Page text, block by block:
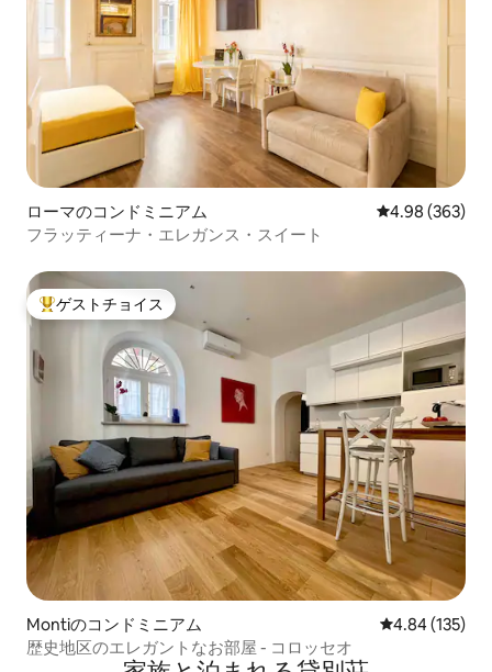
ローマのコンドミニアム レビュー363
4.98 (363)
フラッティーナ・エレガンス・スイート
大好評のゲストチョイスです。
ゲストチョイス
Montiのコンドミニアム レビュー135
4.84 (135)
歴史地区のエレガントなお部屋 - コロッセオ